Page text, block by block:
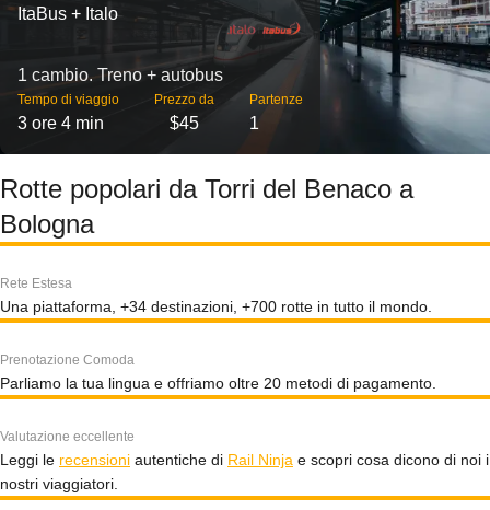
ItaBus + Italo
1 cambio. Treno + autobus
Tempo di viaggio
3 ore 4 min
Prezzo da
$45
Partenze
1
Rotte popolari da Torri del Benaco a
Bologna
Rete Estesa
Una piattaforma, +34 destinazioni, +700 rotte in tutto il mondo.
Prenotazione Comoda
Parliamo la tua lingua e offriamo oltre 20 metodi di pagamento.
Valutazione eccellente
Leggi le recensioni autentiche di Rail Ninja e scopri cosa dicono di noi i
nostri viaggiatori.